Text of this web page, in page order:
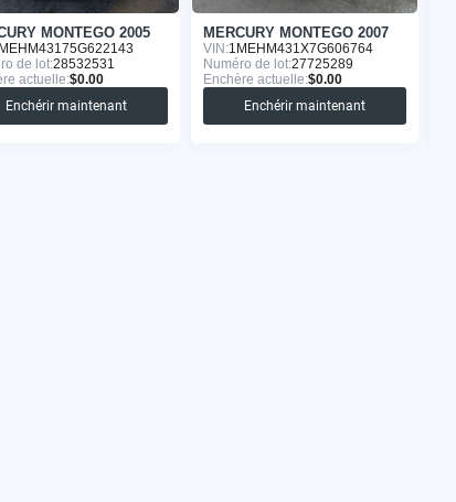
MONTEGO 2005
de lot:28532531
actuelle:$0.00
Enchérir maintenant
MERCURY MONTEGO 2007
VIN:1MEHM431X7G606764
Numéro de lot:27725289
Enchère actuelle:$0.00
Enchérir maintenant